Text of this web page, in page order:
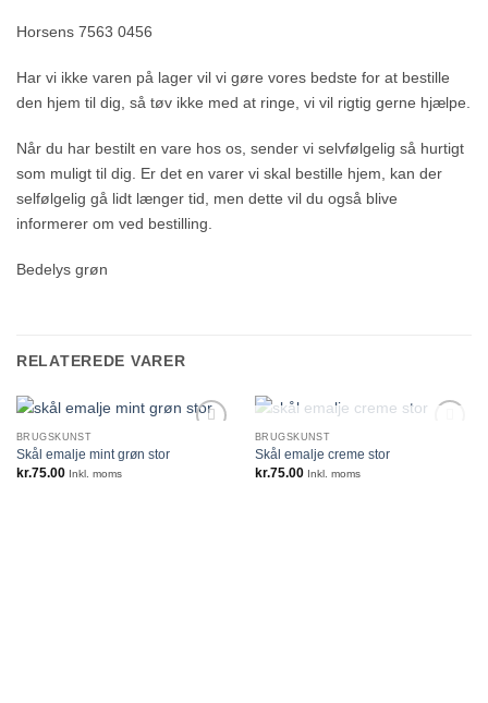
Horsens 7563 0456
Har vi ikke varen på lager vil vi gøre vores bedste for at bestille
den hjem til dig, så tøv ikke med at ringe, vi vil rigtig gerne hjælpe.
Når du har bestilt en vare hos os, sender vi selvfølgelig så hurtigt
som muligt til dig. Er det en varer vi skal bestille hjem, kan der
selfølgelig gå lidt længer tid, men dette vil du også blive
informerer om ved bestilling.
Bedelys grøn
RELATEREDE VARER
BRUGSKUNST
Skål emalje mint grøn stor
kr.75.00 Inkl. moms
IKKE PÅ LAGER
BRUGSKUNST
Skål emalje creme stor
kr.75.00 Inkl. moms